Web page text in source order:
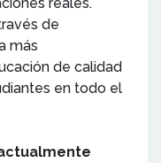
de
más
de calidad
en todo el